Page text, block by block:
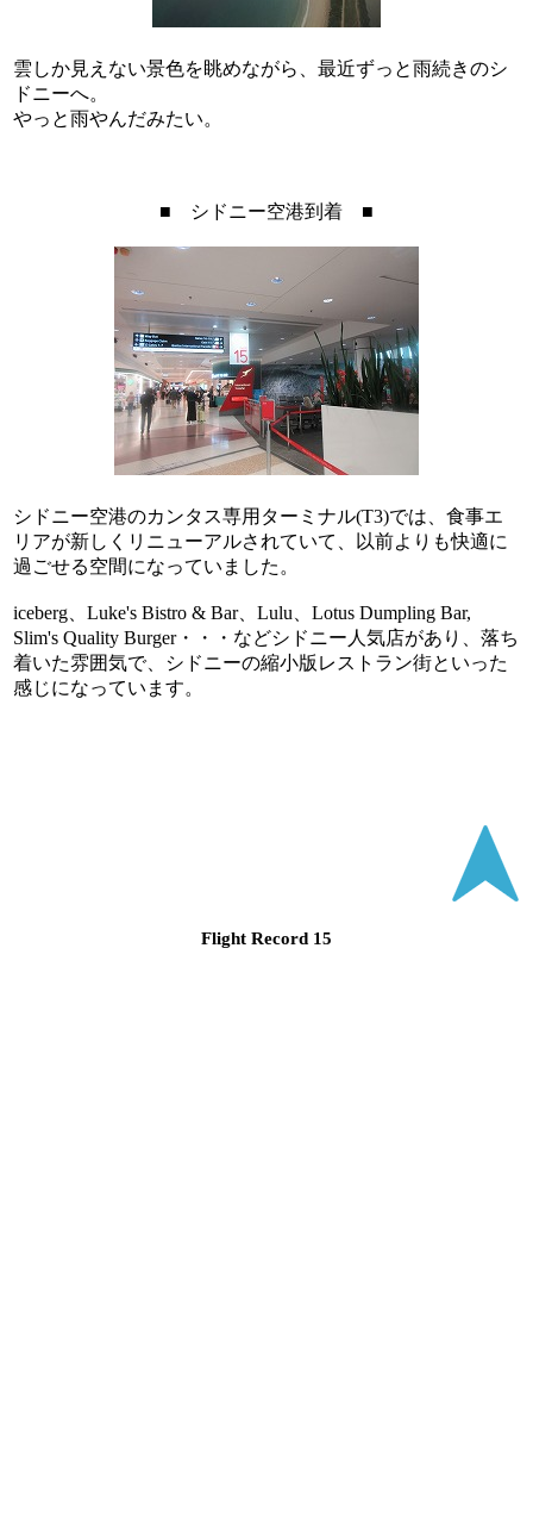
雲しか見えない景色を眺めながら、最近ずっと雨続きのシ
ドニーへ。
やっと雨やんだみたい。
■ シドニー空港到着 ■
シドニー空港のカンタス専用ターミナル(T3)では、食事エ
リアが新しくリニューアルされていて、以前よりも快適に
過ごせる空間になっていました。
iceberg、Luke's Bistro & Bar、Lulu、Lotus Dumpling Bar,
Slim's Quality Burger・・・などシドニー人気店があり、落ち
着いた雰囲気で、シドニーの縮小版レストラン街といった
感じになっています。
Flight Record 15